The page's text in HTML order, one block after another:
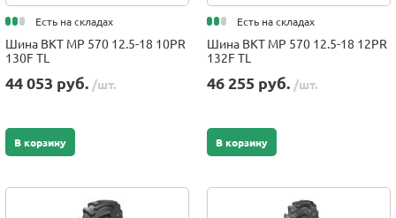
Есть на складах
Шина BKT MP 570 12.5-18 10PR
130F TL
44 053 руб. /шт.
В корзину
Есть на складах
Шина BKT MP 570 12.5-18 12PR
132F TL
46 255 руб. /шт.
В корзину